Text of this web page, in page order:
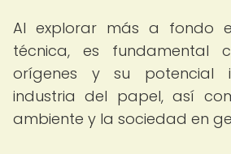
Al explorar más a fondo
técnica, es fundamental
orígenes y su potencial
industria del papel, así
ambiente y la sociedad en